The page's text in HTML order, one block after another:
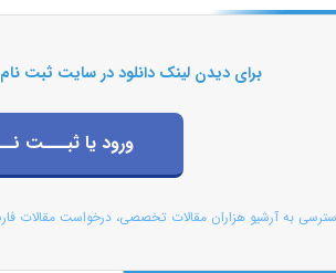
برای دیدن لینک دانلود در سایت ثبت
ورود یا ثبـــت
به آرشیو هزاران مقالات تخصصی، درخواست مقالات